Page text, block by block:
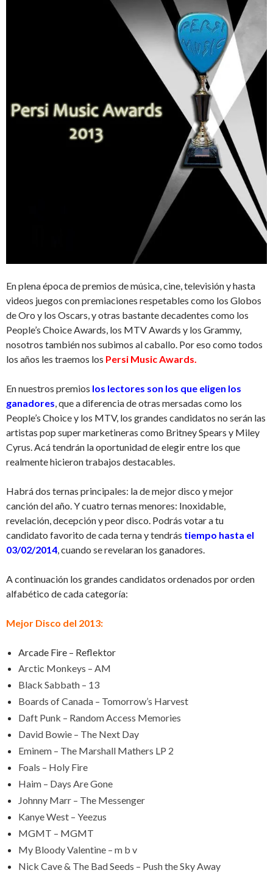
En plena época de premios de música, cine, televisión y hasta
videos juegos con premiaciones respetables como los Globos
de Oro y los Oscars, y otras bastante decadentes como los
People’s Choice Awards, los MTV Awards y los Grammy,
nosotros también nos subimos al caballo. Por eso como todos
los años les traemos los Persi Music Awards.
En nuestros premios los lectores son los que eligen los
ganadores, que a diferencia de otras mersadas como los
People’s Choice y los MTV, los grandes candidatos no serán las
artistas pop super marketineras como Britney Spears y Miley
Cyrus. Acá tendrán la oportunidad de elegir entre los que
realmente hicieron trabajos destacables.
Habrá dos ternas principales: la de mejor disco y mejor
canción del año. Y cuatro ternas menores: Inoxidable,
revelación, decepción y peor disco. Podrás votar a tu
candidato favorito de cada terna y tendrás tiempo hasta el
03/02/2014, cuando se revelaran los ganadores.
A continuación los grandes candidatos ordenados por orden
alfabético de cada categoría:
Mejor Disco del 2013:
Arcade Fire – Reflektor
Arctic Monkeys – AM
Black Sabbath – 13
Boards of Canada – Tomorrow’s Harvest
Daft Punk – Random Access Memories
David Bowie – The Next Day
Eminem – The Marshall Mathers LP 2
Foals – Holy Fire
Haim – Days Are Gone
Johnny Marr – The Messenger
Kanye West – Yeezus
MGMT – MGMT
My Bloody Valentine – m b v
Nick Cave & The Bad Seeds – Push the Sky Away